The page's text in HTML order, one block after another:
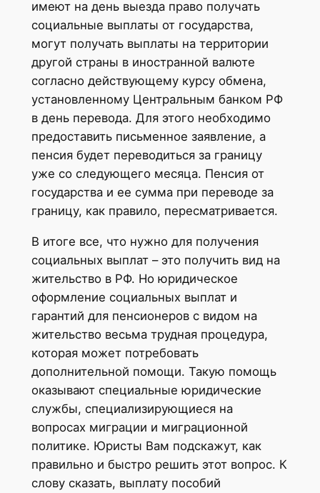
имеют на день выезда право получать
социальные выплаты от государства,
могут получать выплаты на территории
другой страны в иностранной валюте
согласно действующему курсу обмена,
установленному Центральным банком РФ
в день перевода. Для этого необходимо
предоставить письменное заявление, а
пенсия будет переводиться за границу
уже со следующего месяца. Пенсия от
государства и ее сумма при переводе за
границу, как правило, пересматривается.
В итоге все, что нужно для получения
социальных выплат – это получить вид на
жительство в РФ. Но юридическое
оформление социальных выплат и
гарантий для пенсионеров с видом на
жительство весьма трудная процедура,
которая может потребовать
дополнительной помощи. Такую помощь
оказывают специальные юридические
службы, специализирующиеся на
вопросах миграции и миграционной
политике. Юристы Вам подскажут, как
правильно и быстро решить этот вопрос. К
слову сказать, выплату пособий